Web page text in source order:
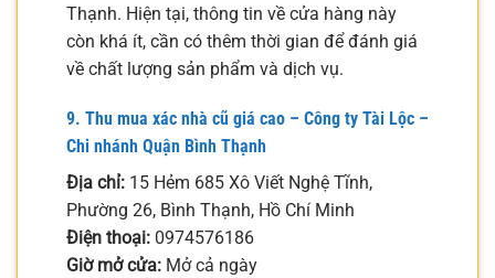
Thạnh. Hiện tại, thông tin về cửa hàng này
còn khá ít, cần có thêm thời gian để đánh giá
về chất lượng sản phẩm và dịch vụ.
9. Thu mua xác nhà cũ giá cao – Công ty Tài Lộc –
Chi nhánh Quận Bình Thạnh
Địa chỉ: 15 Hẻm 685 Xô Viết Nghệ Tĩnh,
Phường 26, Bình Thạnh, Hồ Chí Minh
Điện thoại: 0974576186
Giờ mở cửa: Mở cả ngày